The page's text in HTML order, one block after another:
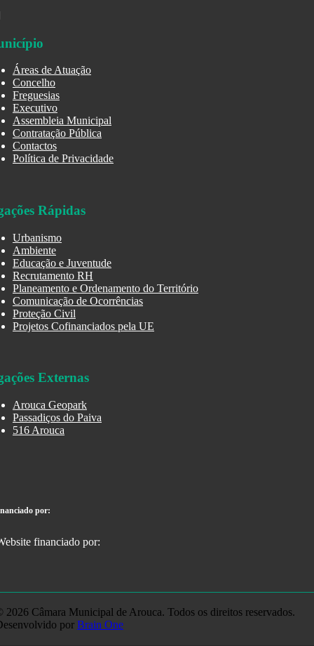
Áreas de Atuação
Concelho
Freguesias
Executivo
Assembleia Municipal
Contratação Pública
Contactos
Política de Privacidade
Rápidas
Urbanismo
Ambiente
Educação e Juventude
Recrutamento RH
Planeamento e Ordenamento do Território
Comunicação de Ocorrências
Proteção Civil
Projetos Cofinanciados pela UE
Externas
Arouca Geopark
Passadiços do Paiva
516 Arouca
por:
2026 Câmara Municipal de Arouca. Todos os direitos reservados.
por Brain One